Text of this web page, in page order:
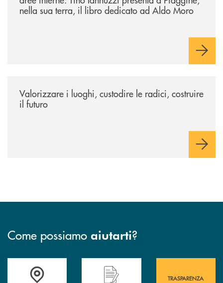
nella sua terra, il libro dedicato ad Aldo Moro
Valorizzare i luoghi, custodire le radici, costruire
il futuro
Come possiamo aiutarti?
Accedi all' elenco completo&nbsp; delle&nbsp; filiali&nbsp; di Banca
Hai bisogno di assistenza immediata?
TRASPARENZA